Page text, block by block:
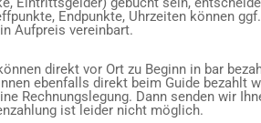
Endpunkte, Uhrzeiten können ggf.
Aufpreis vereinbart.
direkt vor Ort zu Beginn in bar
ebenfalls direkt beim Guide bezahlt
Rechnungslegung. Dann senden wir
ist leider nicht möglich.